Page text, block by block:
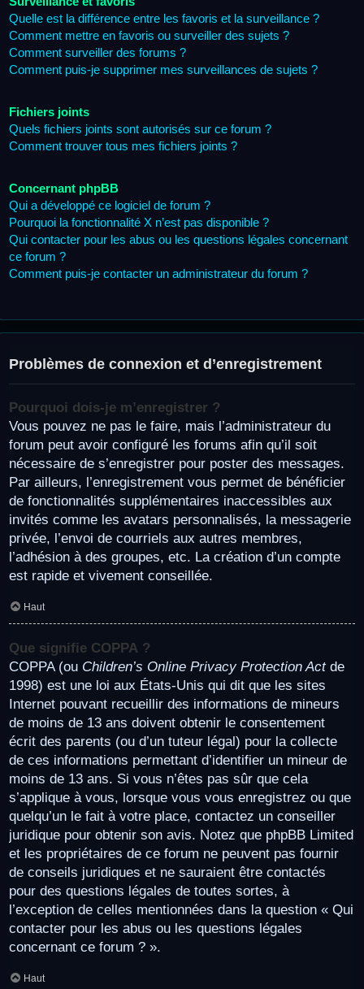
Quelle est la différence entre les favoris et la surveillance ?
Comment mettre en favoris ou surveiller des sujets ?
Comment surveiller des forums ?
Comment puis-je supprimer mes surveillances de sujets ?
Fichiers joints
Quels fichiers joints sont autorisés sur ce forum ?
Comment trouver tous mes fichiers joints ?
Concernant phpBB
Qui a développé ce logiciel de forum ?
Pourquoi la fonctionnalité X n’est pas disponible ?
Qui contacter pour les abus ou les questions légales concernant
ce forum ?
Comment puis-je contacter un administrateur du forum ?
Problèmes de connexion et d’enregistrement
Pourquoi dois-je m’enregistrer ?
Vous pouvez ne pas le faire, mais l’administrateur du
forum peut avoir configuré les forums afin qu’il soit
nécessaire de s’enregistrer pour poster des messages.
Par ailleurs, l’enregistrement vous permet de bénéficier
de fonctionnalités supplémentaires inaccessibles aux
invités comme les avatars personnalisés, la messagerie
privée, l’envoi de courriels aux autres membres,
l’adhésion à des groupes, etc. La création d’un compte
est rapide et vivement conseillée.
Haut
Que signifie COPPA ?
COPPA (ou Children’s Online Privacy Protection Actde
1998) est une loi aux États-Unis qui dit que les sites
Internet pouvant recueillir des informations de mineurs
de moins de 13 ans doivent obtenir le consentement
écrit des parents (ou d’un tuteur légal) pour la collecte
de ces informations permettant d’identifier un mineur de
moins de 13 ans. Si vous n’êtes pas sûr que cela
s’applique à vous, lorsque vous vous enregistrez ou que
quelqu’un le fait à votre place, contactez un conseiller
juridique pour obtenir son avis. Notez que phpBB Limited
et les propriétaires de ce forum ne peuvent pas fournir
de conseils juridiques et ne sauraient être contactés
pour des questions légales de toutes sortes, à
l’exception de celles mentionnées dans la question « Qui
contacter pour les abus ou les questions légales
concernant ce forum ? ».
Haut